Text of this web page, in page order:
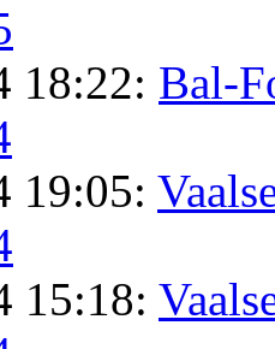
18:22: Bal-
19:05:
15:18: